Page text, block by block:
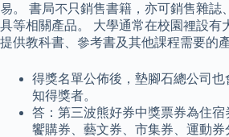
易。 書局不只銷售書籍，亦可銷售雜誌
具等相關產品。 大學通常在校園裡設有
提供教科書、參考書及其他課程需要的產
得獎名單公佈後，墊腳石總公司
知得獎者。
答：第三波熊好券中獎票券為住宿
饗購券、藝文券、市集券、運動券